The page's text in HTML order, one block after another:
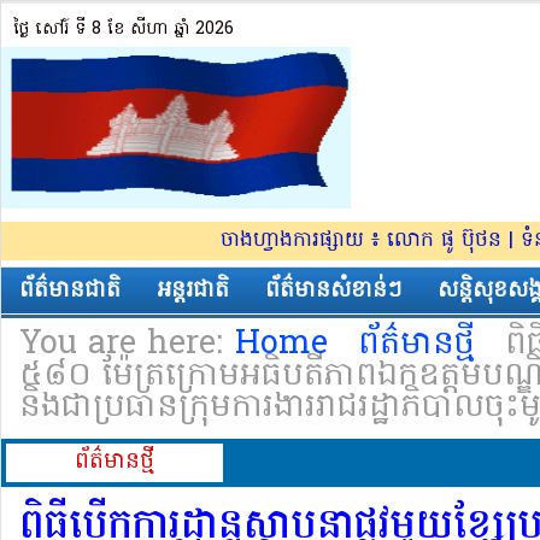
ថ្ងៃ សៅរ៍ ទី 8​ ខែ សីហា ឆ្នាំ 2026
ចាងហ្វាងការផ្សាយ ៖ លោក ផូ ប៊ុថន |
ព័ត៌មានជាតិ អន្តរជាតិ ព័ត៌មានសំខាន់ៗ សន្តិសុខសង្
You are here: Home ព័ត៌មានថ្មី ពិ
៥៨០ ម៉ែត្រក្រោមអធិបតីភាពឯកឧត្តមបណ្ឌិ
និងជាប្រធានក្រុមការងាររាជរដ្ឋាភិបាល
ព័ត៌មាន​ថ្មី
ពិធីបើកការដ្ឋានស្ថាបនាផ្លូវមួយខ្សែ